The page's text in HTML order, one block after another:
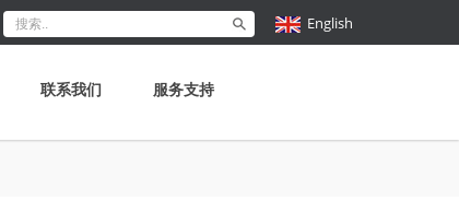
English
联系我们 服务支持